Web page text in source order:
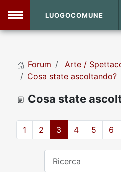
Home
LUOGOCOMUNE
Forum Arte /
Cosa state ascoltando?
Cosa state
1 2 3 4 5 6